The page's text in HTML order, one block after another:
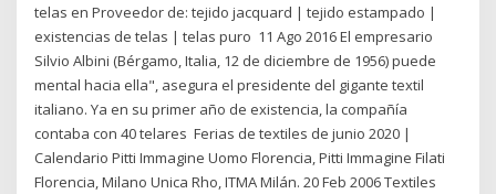
telas en Proveedor de: tejido jacquard | tejido estampado |
existencias de telas | telas puro 11 Ago 2016 El empresario
Silvio Albini (Bérgamo, Italia, 12 de diciembre de 1956) puede
mental hacia ella", asegura el presidente del gigante textil
italiano. Ya en su primer año de existencia, la compañía
contaba con 40 telares Ferias de textiles de junio 2020 |
Calendario Pitti Immagine Uomo Florencia, Pitti Immagine Filati
Florencia, Milano Unica Rho, ITMA Milán. 20 Feb 2006 Textiles